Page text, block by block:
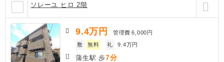
ソレーユ ヒロ 2階
9.4万円 管理費 6,000円
敷
無料 礼 9.4万円
蒲生駅 歩7分